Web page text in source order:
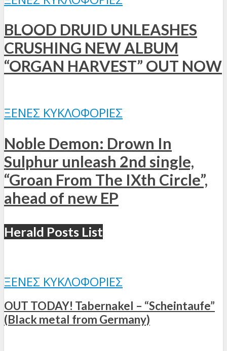
BLOOD DRUID UNLEASHES
CRUSHING NEW ALBUM
“ORGAN HARVEST” OUT NOW
ΞΈΝΕΣ ΚΥΚΛΟΦΟΡΊΕΣ
Noble Demon: Drown In
Sulphur unleash 2nd single,
“Groan From The IXth Circle”,
ahead of new EP
Herald Posts List
ΞΈΝΕΣ ΚΥΚΛΟΦΟΡΊΕΣ
OUT TODAY! Tabernakel – “Scheintaufe”
(Black metal from Germany)